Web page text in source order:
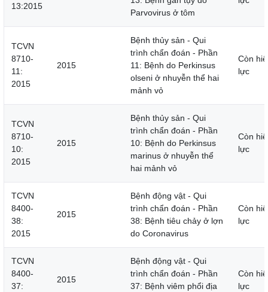
13:2015
Parvovirus ở tôm
TCVN
8710-
11:
2015
2015
Bệnh thủy sản - Qui
trình chẩn đoán - Phần
11: Bệnh do Perkinsus
olseni ở nhuyễn thể hai
mảnh vỏ
Còn
lực
TCVN
8710-
10:
2015
2015
Bệnh thủy sản - Qui
trình chẩn đoán - Phần
10: Bệnh do Perkinsus
marinus ở nhuyễn thể
hai mảnh vỏ
Còn
lực
TCVN
8400-
38:
2015
2015
Bệnh động vật - Qui
trình chẩn đoán - Phần
38: Bệnh tiêu chảy ở lợn
do Coronavirus
Còn
lực
TCVN
8400-
37:
2015
Bệnh động vật - Qui
trình chẩn đoán - Phần
37: Bệnh viêm phổi địa
Còn
lực